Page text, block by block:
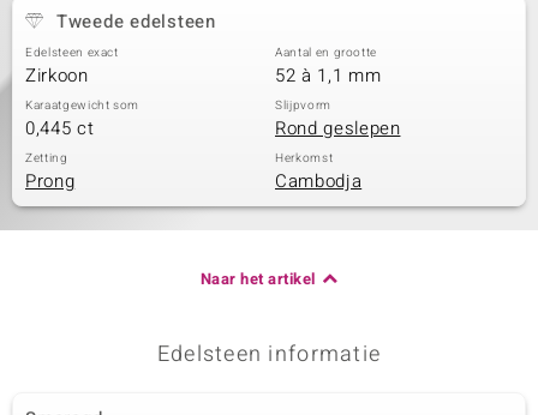
Tweede edelsteen
Edelsteen exact
Zirkoon
Aantal en grootte
52 à 1,1 mm
Karaatgewicht som
0,445 ct
Slijpvorm
Rond geslepen
Zetting
Prong
Herkomst
Cambodja
Naar het artikel
Edelsteen informatie